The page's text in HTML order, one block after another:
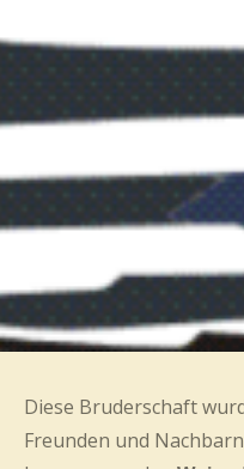
Diese Bruderschaft
Freunden und